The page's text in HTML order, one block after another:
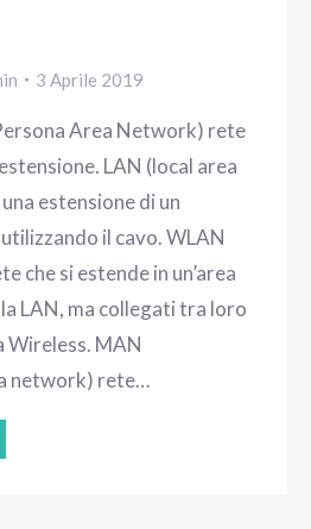
3 Aprile 2019
Area Network) rete
LAN (local area
estensione di un
il cavo. WLAN
che si estende in un’area
LAN, ma collegati tra loro
MAN
network) rete…